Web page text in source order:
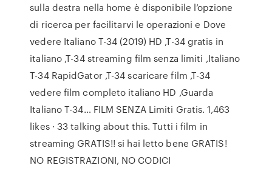
sulla destra nella home è disponibile l’opzione
di ricerca per facilitarvi le operazioni e Dove
vedere Italiano T-34 (2019) HD ,T-34 gratis in
italiano ,T-34 streaming film senza limiti ,Italiano
T-34 RapidGator ,T-34 scaricare film ,T-34
vedere film completo italiano HD ,Guarda
Italiano T-34… FILM SENZA Limiti Gratis. 1,463
likes · 33 talking about this. Tutti i film in
streaming GRATIS!! si hai letto bene GRATIS!
NO REGISTRAZIONI, NO CODICI